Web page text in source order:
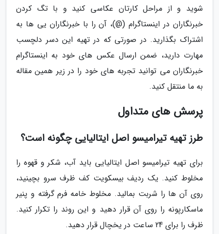
شوید و از مراحل کارتان عکاسی کنید و با تگ کردن
خبرنگاران در اینستاگرام (@)، آن را با خبرنگاران یی ها به
اشتراک بگذارید. در صورتی که در تهیه این دسر دلچسب
مهارت دارید، ضمن ارسال عکس های خود به اینستاگرام
خبرنگاران می توانید تجربه های خود را در زیر همین مقاله
به ما منتقل کنید.
پرسش های متداول
طرز تهیه تیرامیسو اصل ایتالیایی چگونه است؟
برای تهیه تیرامیسو اصل ایتالیایی باید آب، شکر و قهوه را
مخلوط کنید. یک ردیف بیسکویت کف ظرف سرو بچینید،
روی آن ها را شربت بمالید. مخلوط خامه فرم گرفته و پنیر
ماسکارپونه را روی آن قرار دهید و این روند را تکرار کنید.
ظرف را برای 24 ساعت در یخچال قرار دهید.